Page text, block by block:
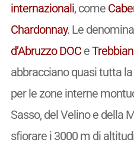
internazionali, come
Chardonnay. Le
d’Abruzzo DOCe
abbracciano quasi tutta
per le zone interne
Sasso, del Velino e della
sfiorare i 3000 m di